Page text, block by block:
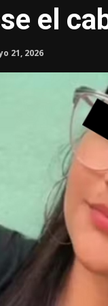
el
21, 2026